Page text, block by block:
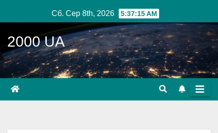
до
вмісту
Сб. Сер 8th, 2026 5:37:16 AM
2000 UA